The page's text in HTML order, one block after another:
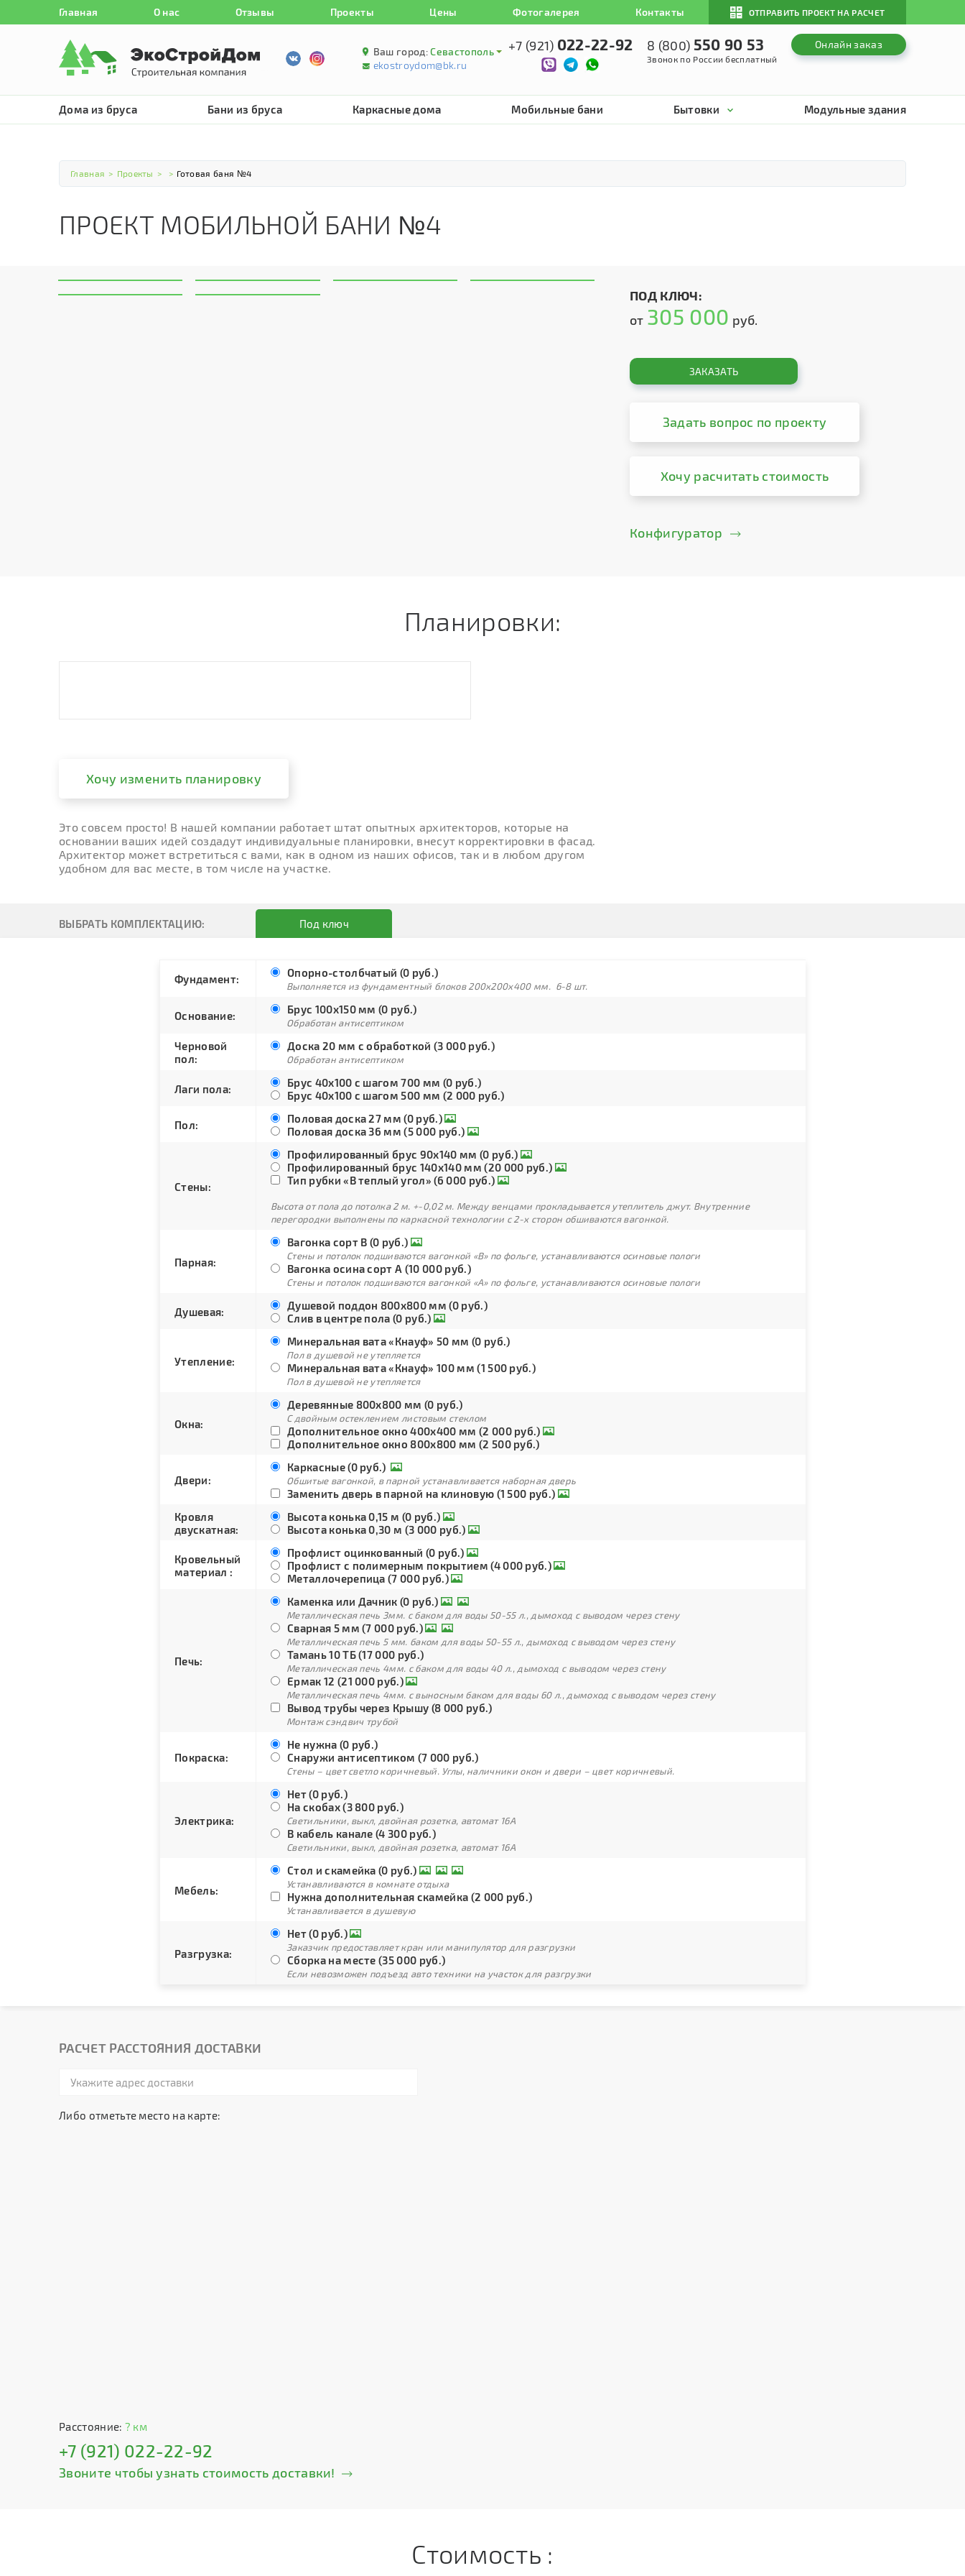
Главная О нас Отзывы Проекты Цены Фотогалерея Контакты ОТПРАВИТЬ ПРОЕКТ НА РАСЧЕТ
Ваш город:Севастополь
ekostroydom@bk.ru
+7 (921) 022-22-92 8 (800) 550 90 53
Звонок по России бесплатный
Онлайн заказ
Дома из бруса Бани из бруса Каркасные дома Мобильные бани Бытовки Модульные здания
Главная > Проекты > > Готовая баня №4
ПРОЕКТ МОБИЛЬНОЙ БАНИ №4
ПОД КЛЮЧ:
от 305 000 руб.
ЗАКАЗАТЬ
Задать вопрос по проекту
Хочу расчитать стоимость
Конфигуратор
Планировки:
Хочу изменить планировку
Это совсем просто! В нашей компании работает штат опытных архитекторов, которые на
основании ваших идей создадут индивидуальные планировки, внесут корректировки в фасад.
Архитектор может встретиться с вами, как в одном из наших офисов, так и в любом другом
удобном для вас месте, в том числе на участке.
ВЫБРАТЬ КОМПЛЕКТАЦИЮ: Под ключ
Фундамент: Опорно-столбчатый (0 руб.)
Выполняется из фундаментный блоков 200х200х400 мм. 6-8 шт.
Основание: Брус 100х150 мм (0 руб.)
Обработан антисептиком
Черновой
пол:
Доска 20 мм с обработкой (3 000 руб.)
Обработан антисептиком
Лаги пола:
Брус 40х100 с шагом 700 мм (0 руб.)
Брус 40х100 с шагом 500 мм (2 000 руб.)
Пол:
Половая доска 27 мм (0 руб.)
Половая доска 36 мм (5 000 руб.)
Стены:
Профилированный брус 90х140 мм (0 руб.)
Профилированный брус 140х140 мм (20 000 руб.)
Тип рубки «В теплый угол» (6 000 руб.)
Высота от пола до потолка 2 м. +-0,02 м. Между венцами прокладывается утеплитель джут. Внутренние
перегородки выполнены по каркасной технологии с 2-х сторон обшиваются вагонкой.
Парная:
Вагонка сорт В (0 руб.)
Стены и потолок подшиваются вагонкой «В» по фольге, устанавливаются осиновые пологи
Вагонка осина сорт А (10 000 руб.)
Стены и потолок подшиваются вагонкой «А» по фольге, устанавливаются осиновые пологи
Душевая:
Душевой поддон 800х800 мм (0 руб.)
Слив в центре пола (0 руб.)
Утепление:
Минеральная вата «Кнауф» 50 мм (0 руб.)
Пол в душевой не утепляется
Минеральная вата «Кнауф» 100 мм (1 500 руб.)
Пол в душевой не утепляется
Окна:
Деревянные 800х800 мм (0 руб.)
С двойным остеклением листовым стеклом
Дополнительное окно 400х400 мм (2 000 руб.)
Дополнительное окно 800х800 мм (2 500 руб.)
Двери:
Каркасные (0 руб.)
Обшитые вагонкой, в парной устанавливается наборная дверь
Заменить дверь в парной на клиновую (1 500 руб.)
Кровля
двускатная:
Высота конька 0,15 м (0 руб.)
Высота конька 0,30 м (3 000 руб.)
Кровельный
материал :
Профлист оцинкованный (0 руб.)
Профлист с полимерным покрытием (4 000 руб.)
Металлочерепица (7 000 руб.)
Печь:
Каменка или Дачник (0 руб.)
Металлическая печь 3мм. с баком для воды 50-55 л., дымоход с выводом через стену
Сварная 5 мм (7 000 руб.)
Металлическая печь 5 мм. баком для воды 50-55 л., дымоход с выводом через стену
Тамань 10 ТБ (17 000 руб.)
Металлическая печь 4мм. с баком для воды 40 л., дымоход с выводом через стену
Ермак 12 (21 000 руб.)
Металлическая печь 4мм. с выносным баком для воды 60 л., дымоход с выводом через стену
Вывод трубы через Крышу (8 000 руб.)
Монтаж сэндвич трубой
Покраска:
Не нужна (0 руб.)
Снаружи антисептиком (7 000 руб.)
Стены – цвет светло коричневый. Углы, наличники окон и двери – цвет коричневый.
Электрика:
Нет (0 руб.)
На скобах (3 800 руб.)
Светильники, выкл, двойная розетка, автомат 16А
В кабель канале (4 300 руб.)
Светильники, выкл, двойная розетка, автомат 16А
Мебель:
Стол и скамейка (0 руб.)
Устанавливаются в комнате отдыха
Нужна дополнительная скамейка (2 000 руб.)
Устанавливается в душевую
Разгрузка:
Нет (0 руб.)
Заказчик предоставляет кран или манипулятор для разгрузки
Сборка на месте (35 000 руб.)
Если невозможен подъезд авто техники на участок для разгрузки
РАСЧЕТ РАССТОЯНИЯ ДОСТАВКИ
Либо отметьте место на карте:
Расстояние: ? км
+7 (921) 022-22-92
Звоните чтобы узнать стоимость доставки!
Стоимость :